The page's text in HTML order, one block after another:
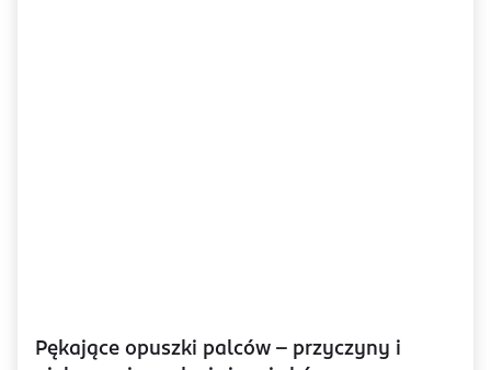
Pękające opuszki palców – przyczyny i